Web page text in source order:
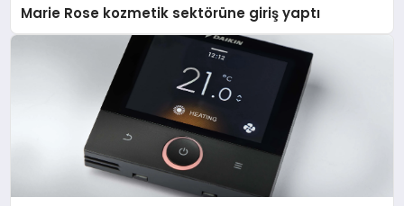
Marie Rose kozmetik sektörüne giriş yaptı